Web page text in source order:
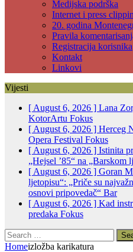
Medijska podrška
Internet i press
20. godina
Pravila
Registracija korisnika
Kontakt
Linkovi
Vijesti
[ August 6, 2026 ] Lana
KotorArtu Fokus
[ August 6, 2026 ] Herceg
Opera Festival Fokus
[ August 6, 2026 ] Istinita
„Hejsel ’85“ na „Barskom
[ August 6, 2026 ] Goran
ljetopisu“: „Priče su
osnovi pripovedač“ Bar
[ August 6, 2026 ] Kad
predaka Fokus
Search
for:
Homeizložba karikatura